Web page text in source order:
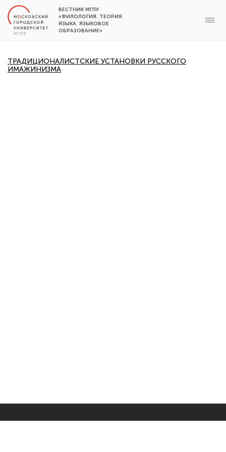
ВЕСТНИК МГПУ
«ФИЛОЛОГИЯ. ТЕОРИЯ
ЯЗЫКА. ЯЗЫКОВОЕ
ОБРАЗОВАНИЕ»
ТРАДИЦИОНАЛИСТСКИЕ УСТАНОВКИ РУССКОГО
ИМАЖИНИЗМА